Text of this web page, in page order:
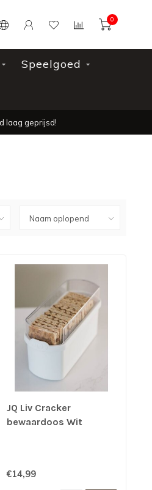
0
Speelgoed
laag geprijsd!
JQ Liv Cracker
bewaardoos Wit
€14,99